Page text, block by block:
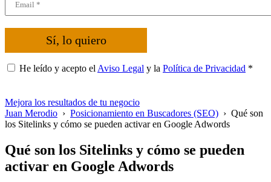
Sí, lo quiero
He leído y acepto el Aviso Legal y la Política de Privacidad *
Mejora los resultados de tu negocio
Juan Merodio › Posicionamiento en Buscadores (SEO) › Qué son
los Sitelinks y cómo se pueden activar en Google Adwords
Qué son los Sitelinks y cómo se pueden
activar en Google Adwords